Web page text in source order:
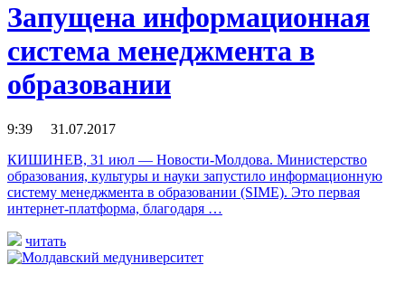
Запущена информационная
система менеджмента в
образовании
9:39 31.07.2017
КИШИНЕВ, 31 июл — Новости-Молдова. Министерство
образования, культуры и науки запустило информационную
систему менеджмента в образовании (SIME). Это первая
интернет-платформа, благодаря …
читать